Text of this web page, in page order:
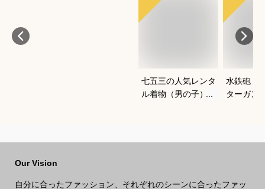
七五三の人気レンタ
ル着物（男の子）｜
水鉄砲｜
ターガン
Our Vision
自分に合ったファッション、それぞれのシーンに合ったファッ